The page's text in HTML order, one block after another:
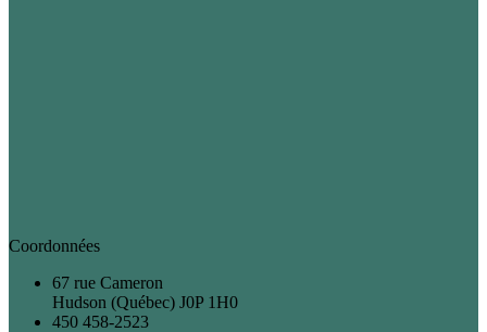
Coordonnées
67 rue Cameron
Hudson (Québec) J0P 1H0
450 458-2523